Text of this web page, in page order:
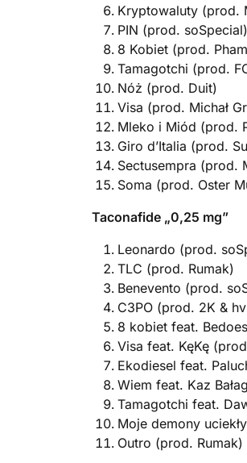
Kryptowaluty (prod.
PIN (prod. soSpecial)
8 Kobiet (prod.
Tamagotchi (prod.
Nóż (prod. Duit)
Visa (prod. Michał
Mleko i Miód (prod.
Giro d’Italia (prod.
Sectusempra (prod.
Soma (prod. Oster
Taconafide „0,25 mg”
Leonardo (prod.
TLC (prod. Rumak)
Benevento (prod.
C3PO (prod. 2K &
8 kobiet feat.
Visa feat. KęKę
Ekodiesel feat.
Wiem feat. Kaz
Tamagotchi feat.
Moje demony
Outro (prod. Rumak)